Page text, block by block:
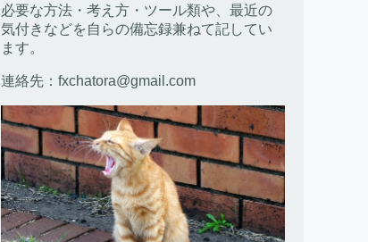
必要な方法・考え方・ツール類や、最近の
気付きなどを自らの備忘録兼ねて記してい
ます。
連絡先：fxchatora@gmail.com